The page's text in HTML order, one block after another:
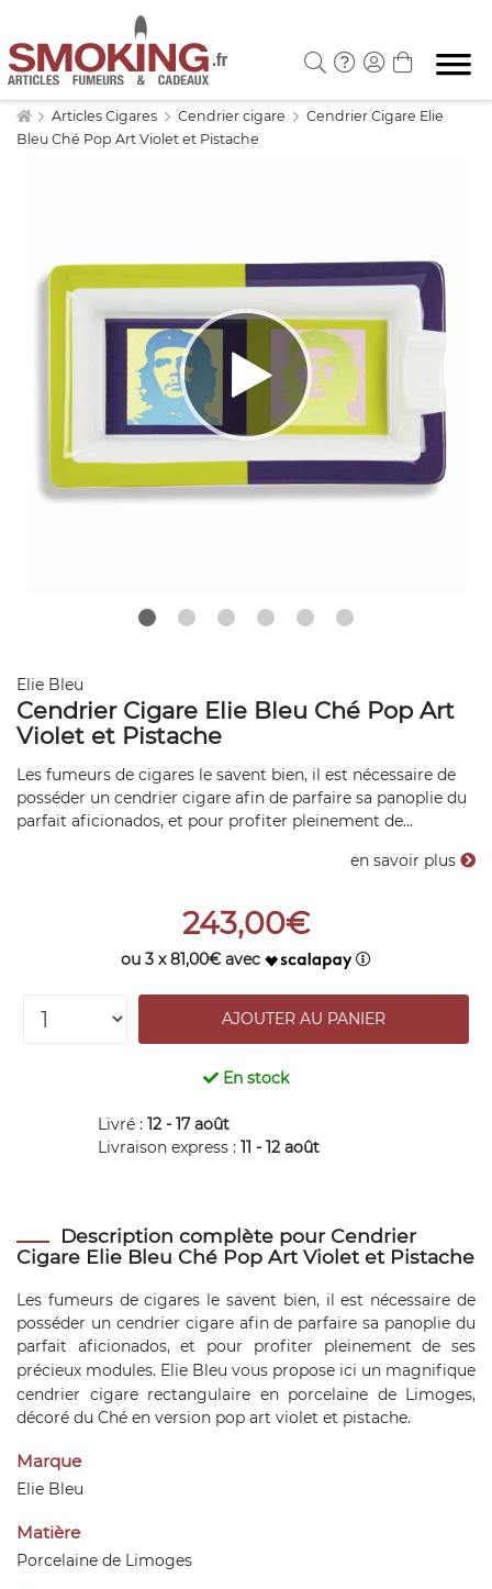
Articles Cigares Cendrier cigare
Cendrier Cigare Elie
Bleu Ché Pop Art Violet et Pistache
Elie Bleu
Cendrier Cigare Elie Bleu Ché Pop Art
Violet et Pistache
Les fumeurs de cigares le savent bien, il est nécessaire de
posséder un cendrier cigare afin de parfaire sa panoplie du
parfait aficionados, et pour profiter pleinement de...
en savoir plus
243,00€
ou 3 x 81,00€ avec
En stock
Livré : 12 - 17 août
Livraison express : 11 - 12 août
Description complète pour Cendrier
Cigare Elie Bleu Ché Pop Art Violet et Pistache
Les fumeurs de cigares le savent bien, il est nécessaire de
posséder un cendrier cigare afin de parfaire sa panoplie du
parfait aficionados, et pour profiter pleinement de ses
précieux modules. Elie Bleu vous propose ici un magnifique
cendrier cigare rectangulaire en porcelaine de Limoges,
décoré du Ché en version pop art violet et pistache.
Marque
Elie Bleu
Matière
Porcelaine de Limoges